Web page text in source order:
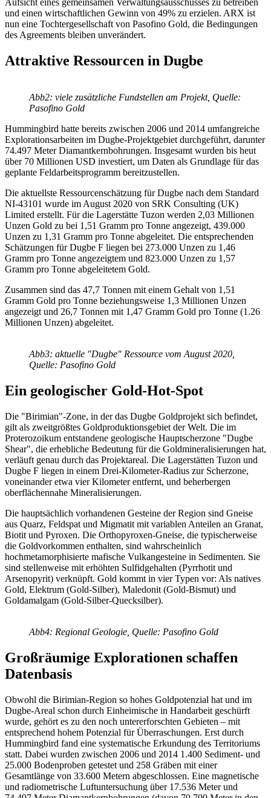
Aufsicht eines gemeinsamen Verwaltungsausschusses zu betreiben
und einen wirtschaftlichen Gewinn von 49% zu erzielen. ARX ist
nun eine Tochtergesellschaft von Pasofino Gold, die Bedingungen
des Agreements bleiben unverändert.
Attraktive Ressourcen in Dugbe
Abb2: viele zusätzliche Fundstellen am Projekt, Quelle:
Pasofino Gold
Hummingbird hatte bereits zwischen 2006 und 2014 umfangreiche
Explorationsarbeiten im Dugbe-Projektgebiet durchgeführt, darunter
74.497 Meter Diamantkernbohrungen. Insgesamt wurden bis heut
über 70 Millionen USD investiert, um Daten als Grundlage für das
geplante Feldarbeitsprogramm bereitzustellen.
Die aktuellste Ressourcenschätzung für Dugbe nach dem Standard
NI-43101 wurde im August 2020 von SRK Consulting (UK)
Limited erstellt. Für die Lagerstätte Tuzon werden 2,03 Millionen
Unzen Gold zu bei 1,51 Gramm pro Tonne angezeigt, 439.000
Unzen zu 1,31 Gramm pro Tonne abgeleitet. Die entsprechenden
Schätzungen für Dugbe F liegen bei 273.000 Unzen zu 1,46
Gramm pro Tonne angezeigtem und 823.000 Unzen zu 1,57
Gramm pro Tonne abgeleitetem Gold.
Zusammen sind das 47,7 Tonnen mit einem Gehalt von 1,51
Gramm Gold pro Tonne beziehungsweise 1,3 Millionen Unzen
angezeigt und 26,7 Tonnen mit 1,47 Gramm Gold pro Tonne (1.26
Millionen Unzen) abgeleitet.
Abb3: aktuelle "Dugbe" Ressource vom August 2020,
Quelle: Pasofino Gold
Ein geologischer Gold-Hot-Spot
Die "Birimian"-Zone, in der das Dugbe Goldprojekt sich befindet,
gilt als zweitgrößtes Goldproduktionsgebiet der Welt. Die im
Proterozoikum entstandene geologische Hauptscherzone "Dugbe
Shear", die erhebliche Bedeutung für die Goldmineralisierungen hat,
verläuft genau durch das Projektareal. Die Lagerstätten Tuzon und
Dugbe F liegen in einem Drei-Kilometer-Radius zur Scherzone,
voneinander etwa vier Kilometer entfernt, und beherbergen
oberflächennahe Mineralisierungen.
Die hauptsächlich vorhandenen Gesteine der Region sind Gneise
aus Quarz, Feldspat und Migmatit mit variablen Anteilen an Granat,
Biotit und Pyroxen. Die Orthopyroxen-Gneise, die typischerweise
die Goldvorkommen enthalten, sind wahrscheinlich
hochmetamorphisierte mafische Vulkangesteine in Sedimenten. Sie
sind stellenweise mit erhöhten Sulfidgehalten (Pyrrhotit und
Arsenopyrit) verknüpft. Gold kommt in vier Typen vor: Als natives
Gold, Elektrum (Gold-Silber), Maledonit (Gold-Bismut) und
Goldamalgam (Gold-Silber-Quecksilber).
Abb4: Regional Geologie, Quelle: Pasofino Gold
Großräumige Explorationen schaffen
Datenbasis
Obwohl die Birimian-Region so hohes Goldpotenzial hat und im
Dugbe-Areal schon durch Einheimische in Handarbeit geschürft
wurde, gehört es zu den noch untererforschten Gebieten – mit
entsprechend hohem Potenzial für Überraschungen. Erst durch
Hummingbird fand eine systematische Erkundung des Territoriums
statt. Dabei wurden zwischen 2006 und 2014 1.400 Sediment- und
25.000 Bodenproben getestet und 258 Gräben mit einer
Gesamtlänge von 33.600 Metern abgeschlossen. Eine magnetische
und radiometrische Luftuntersuchung über 17.536 Meter und